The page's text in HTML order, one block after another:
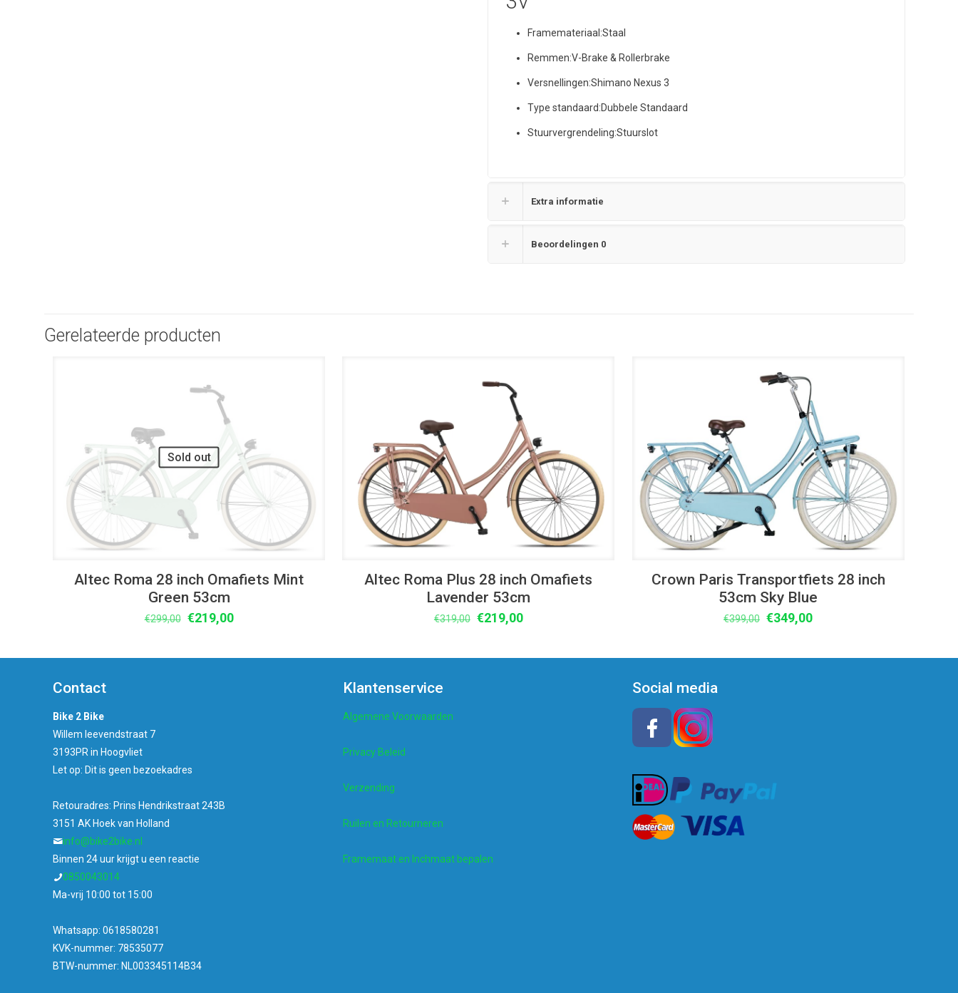
Framemateriaal:Staal
Remmen:V-Brake & Rollerbrake
Versnellingen:Shimano Nexus 3
Type standaard:Dubbele Standaard
Stuurvergrendeling:Stuurslot
Extra informatie
Beoordelingen 0
Gerelateerde producten
Sold out
Altec Roma 28 inch Omafiets Mint
Green 53cm
€299,00 Oorspronkelijke
€219,00Huidige
Altec Roma Plus 28 inch Omafiets
Lavender 53cm
€319,00 Oorspronkelijke
€219,00Huidige
Crown Paris Transportfiets 28 inch
53cm Sky Blue
€399,00 Oorspronkelijke
€349,00Huidige
Contact
Bike 2 Bike
Willem leevendstraat 7
3193PR in Hoogvliet
Let op: Dit is geen bezoekadres
Retouradres: Prins Hendrikstraat 243B
3151 AK Hoek van Holland
info@bike2bike.nl
Binnen 24 uur krijgt u een reactie
0850043014
Ma-vrij 10:00 tot 15:00
Whatsapp: 0618580281
KVK-nummer: 78535077
BTW-nummer: NL003345114B34
Klantenservice
Algemene Voorwaarden
Privacy Beleid
Verzending
Ruilen en Retourneren
Framemaat en Inchmaat bepalen
Social media